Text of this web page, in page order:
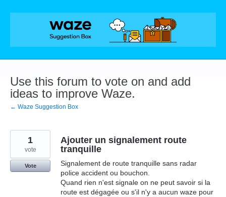
Skip
Use this forum to vote on and add
ideas to improve Waze.
← Waze Suggestion Box
Ajouter un signalement route
tranquille
Signalement de route tranquille sans radar
police accident ou bouchon.
Quand rien n'est signale on ne peut savoir si la
route est dégagée ou s'il n'y a aucun waze pour
1
vote
Vote